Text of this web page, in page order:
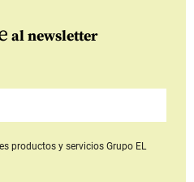
al newsletter
productos y serviciosGrupo EL